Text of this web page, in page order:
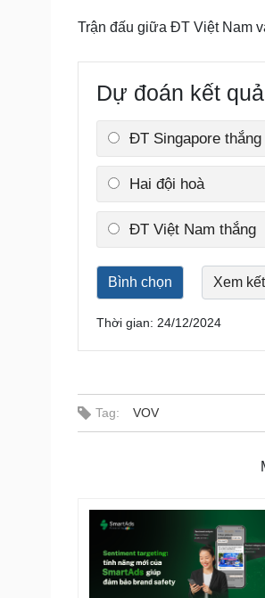
Trận đấu giữa ĐT Việt Nam
Dự đoán kết
ĐT Singapore thắng
Hai đội hoà
ĐT Việt Nam thắng
Thời gian: 24/12/2024
Tag: VOV